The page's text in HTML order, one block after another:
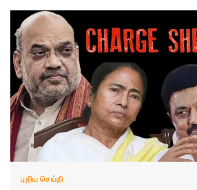
புதிய செய்தி